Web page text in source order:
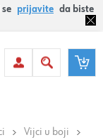
prijavite da biste
Vijci u boji